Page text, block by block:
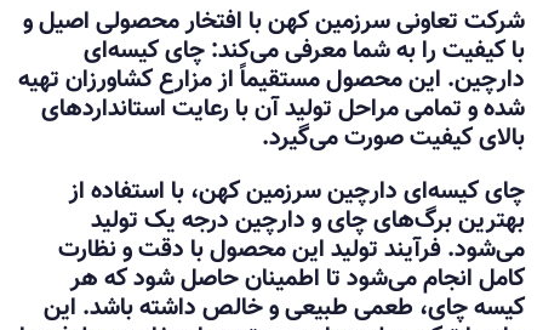
شرکت تعاونی سرزمین کهن با افتخار محصولی اصیل و
با کیفیت را به شما معرفی می‌کند: چای کیسه‌ای
دارچین. این محصول مستقیماً از مزارع کشاورزان تهیه
شده و تمامی مراحل تولید آن با رعایت استانداردهای
بالای کیفیت صورت می‌گیرد.
چای کیسه‌ای دارچین سرزمین کهن، با استفاده از
بهترین برگ‌های چای و دارچین درجه یک تولید
می‌شود. فرآیند تولید این محصول با دقت و نظارت
کامل انجام می‌شود تا اطمینان حاصل شود که هر
کیسه چای، طعمی طبیعی و خالص داشته باشد. این